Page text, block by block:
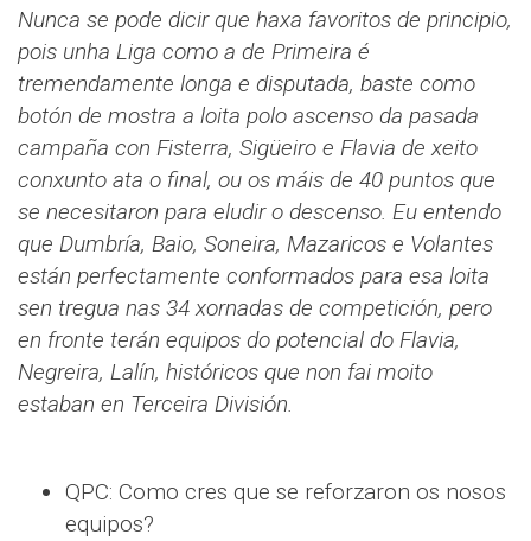
Nunca se pode dicir que haxa favoritos de principio,
pois unha Liga como a de Primeira é
tremendamente longa e disputada, baste como
botón de mostra a loita polo ascenso da pasada
campaña con Fisterra, Sigüeiro e Flavia de xeito
conxunto ata o final, ou os máis de 40 puntos que
se necesitaron para eludir o descenso. Eu entendo
que Dumbría, Baio, Soneira, Mazaricos e Volantes
están perfectamente conformados para esa loita
sen tregua nas 34 xornadas de competición, pero
en fronte terán equipos do potencial do Flavia,
Negreira, Lalín, históricos que non fai moito
estaban en Terceira División.
QPC: Como cres que se reforzaron os nosos
equipos?